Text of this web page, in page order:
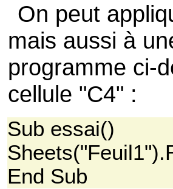
On peut
mais aussi à
programme ci-
cellule "C4" :
Sub essai()
End Sub